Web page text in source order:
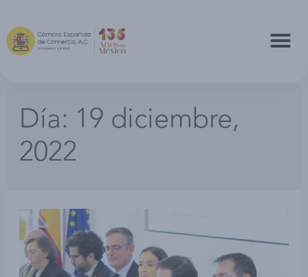
Día: 19 diciembre,
2022